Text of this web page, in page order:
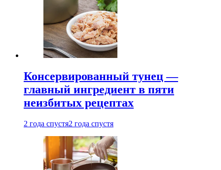
Консервированный тунец —
главный ингредиент в пяти
неизбитых рецептах
2 года спустя2 года спустя